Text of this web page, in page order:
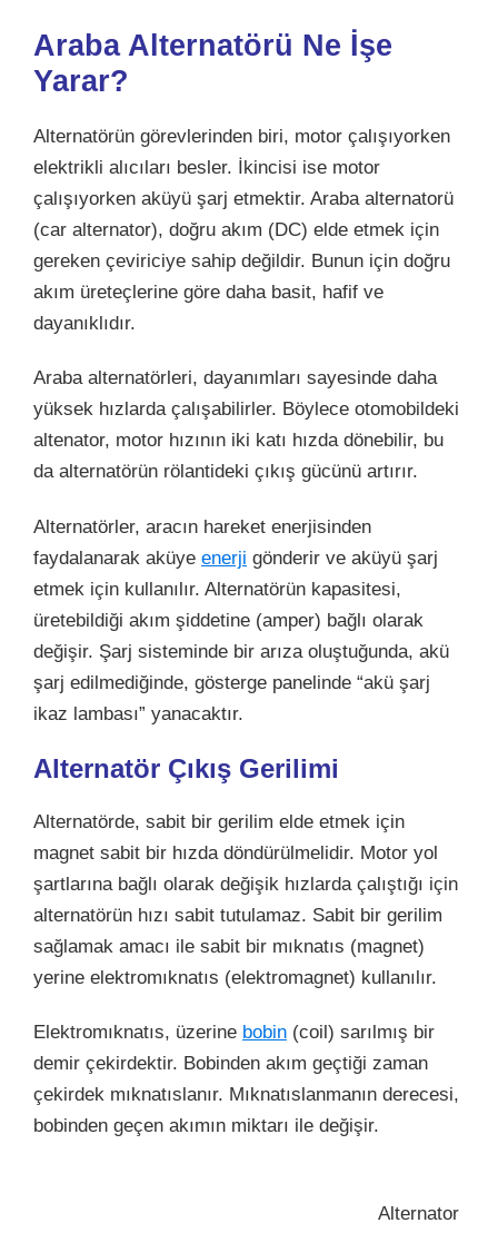
Araba Alternatörü Ne İşe
Yarar?
Alternatörün görevlerinden biri, motor çalışıyorken
elektrikli alıcıları besler. İkincisi ise motor
çalışıyorken aküyü şarj etmektir. Araba alternatorü
(car alternator), doğru akım (DC) elde etmek için
gereken çeviriciye sahip değildir. Bunun için doğru
akım üreteçlerine göre daha basit, hafif ve
dayanıklıdır.
Araba alternatörleri, dayanımları sayesinde daha
yüksek hızlarda çalışabilirler. Böylece otomobildeki
altenator, motor hızının iki katı hızda dönebilir, bu
da alternatörün rölantideki çıkış gücünü artırır.
Alternatörler, aracın hareket enerjisinden
faydalanarak aküye enerji gönderir ve aküyü şarj
etmek için kullanılır. Alternatörün kapasitesi,
üretebildiği akım şiddetine (amper) bağlı olarak
değişir. Şarj sisteminde bir arıza oluştuğunda, akü
şarj edilmediğinde, gösterge panelinde “akü şarj
ikaz lambası” yanacaktır.
Alternatör Çıkış Gerilimi
Alternatörde, sabit bir gerilim elde etmek için
magnet sabit bir hızda döndürülmelidir. Motor yol
şartlarına bağlı olarak değişik hızlarda çalıştığı için
alternatörün hızı sabit tutulamaz. Sabit bir gerilim
sağlamak amacı ile sabit bir mıknatıs (magnet)
yerine elektromıknatıs (elektromagnet) kullanılır.
Elektromıknatıs, üzerine bobin (coil) sarılmış bir
demir çekirdektir. Bobinden akım geçtiği zaman
çekirdek mıknatıslanır. Mıknatıslanmanın derecesi,
bobinden geçen akımın miktarı ile değişir.
Alternator